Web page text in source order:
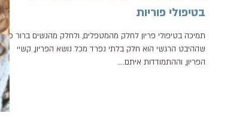
בטיפולי פוריות
תמיכה בטיפולי פריון לחלק מהמטפלים, ולחלק מהנשים ברור כיום
שההיבט הרגשי הוא חלק בלתי נפרד מכל נושא הפריון, קשיי
הפריון, וההתמודדות איתם....